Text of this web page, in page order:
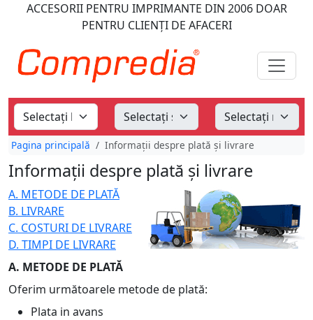
ACCESORII PENTRU IMPRIMANTE DIN 2006DOAR
PENTRU CLIENȚI DE AFACERI
Pagina principală Informații despre plată și livrare
Informații despre plată și livrare
A. METODE DE PLATĂ
B. LIVRARE
C. COSTURI DE LIVRARE
D. TIMPI DE LIVRARE
A. METODE DE PLATĂ
Oferim următoarele metode de plată:
Plata in avans